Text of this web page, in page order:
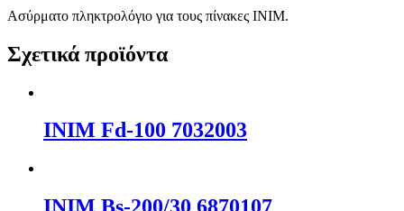
Ασύρματο πληκτρολόγιο για τους πίνακες INIM.
Σχετικά προϊόντα
INIM Fd-100 7032003